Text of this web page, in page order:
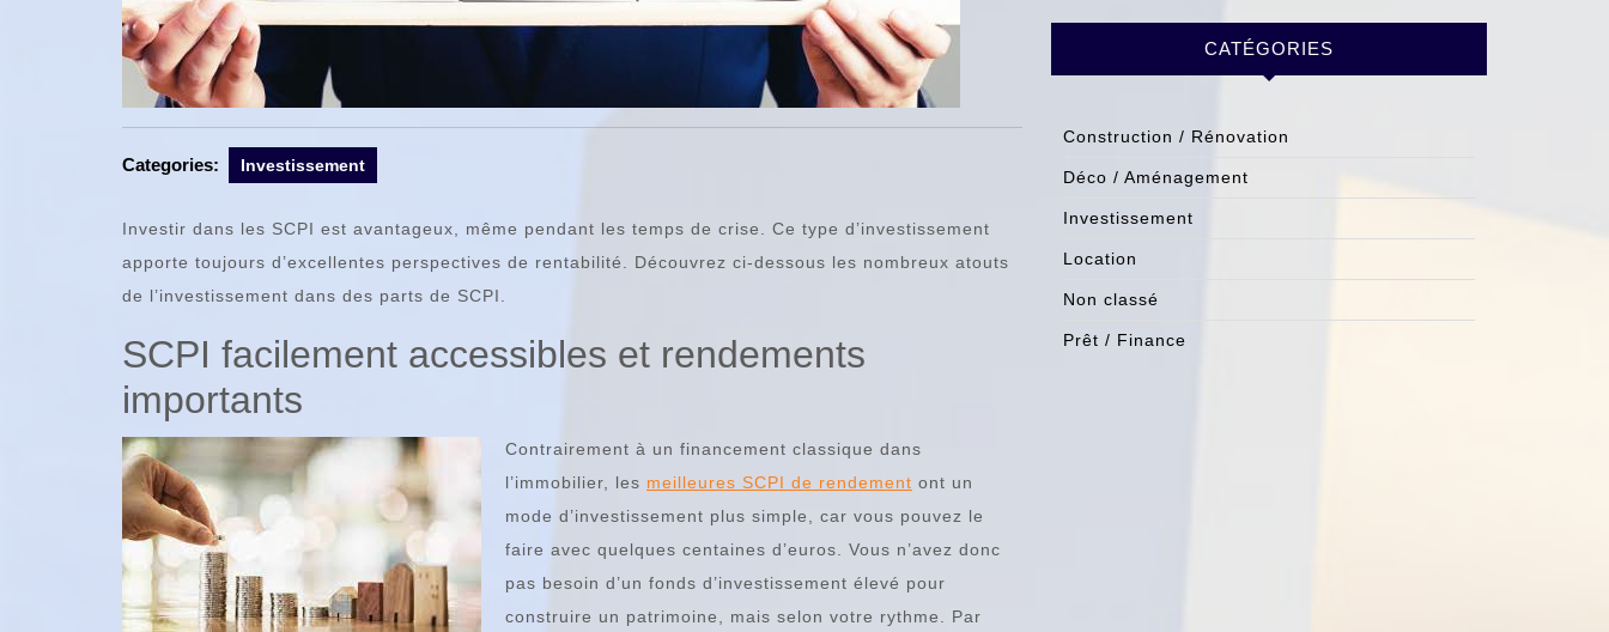
Categories: Investissement
Investir dans les SCPI est avantageux, même pendant les temps de crise. Ce type d’investissement
apporte toujours d’excellentes perspectives de rentabilité. Découvrez ci-dessous les nombreux atouts
de l’investissement dans des parts de SCPI.
SCPI facilement accessibles et rendements
importants
Contrairement à un financement classique dans
l’immobilier, les meilleures SCPI de rendement ont un
mode d’investissement plus simple, car vous pouvez le
faire avec quelques centaines d’euros. Vous n’avez donc
pas besoin d’un fonds d’investissement élevé pour
construire un patrimoine, mais selon votre rythme. Par
CATÉGORIES
Construction / Rénovation
Déco / Aménagement
Investissement
Location
Non classé
Prêt / Finance